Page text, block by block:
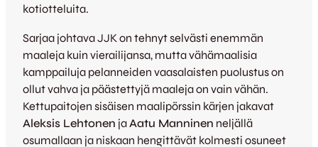
kotiotteluita.
Sarjaa johtava JJK on tehnyt selvästi enemmän
maaleja kuin vierailijansa, mutta vähämaalisia
kamppailuja pelanneiden vaasalaisten puolustus on
ollut vahva ja päästettyjä maaleja on vain vähän.
Kettupaitojen sisäisen maalipörssin kärjen jakavat
Aleksis Lehtonen jaAatu Manninen neljällä
osumallaan ja niskaan hengittävät kolmesti osuneet